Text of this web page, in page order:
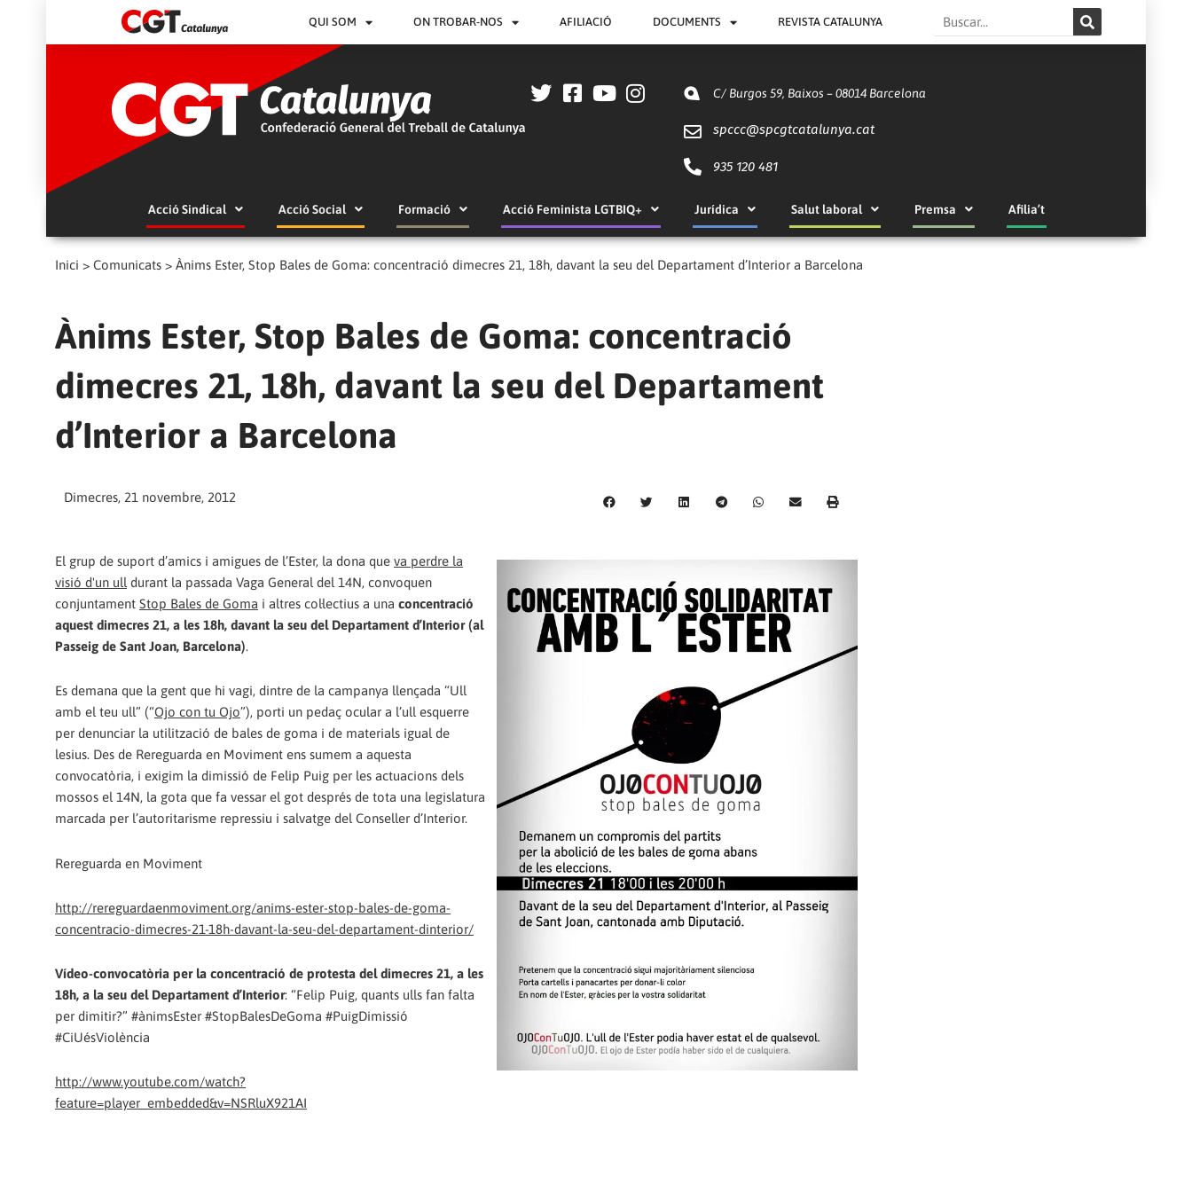
QUI SOM ON TROBAR-NOS AFILIACIÓ DOCUMENTS REVISTA CATALUNYA Search
C/ Burgos 59, Baixos – 08014 Barcelona
spccc@spcgtcatalunya.cat
935 120 481
Acció Sindical Acció Social Formació Acció Feminista LGTBIQ+ Jurídica Salut laboral Premsa Afilia’t
Inici > Comunicats > Ànims Ester, Stop Bales de Goma: concentració dimecres 21, 18h, davant la seu del Departament d’Interior a Barcelona
Ànims Ester, Stop Bales de Goma: concentració
dimecres 21, 18h, davant la seu del Departament
d’Interior a Barcelona
Dimecres, 21 novembre, 2012
El grup de suport d’amics i amigues de l’Ester, la dona que va perdre la
visió d'un ull durant la passada Vaga General del 14N, convoquen
conjuntament Stop Bales de Goma i altres col·lectius a una concentració
aquest dimecres 21, a les 18h, davant la seu del Departament d’Interior (al
Passeig de Sant Joan, Barcelona).
Es demana que la gent que hi vagi, dintre de la campanya llençada “Ull
amb el teu ull” (“Ojo con tu Ojo”), porti un pedaç ocular a l’ull esquerre
per denunciar la utilització de bales de goma i de materials igual de
lesius. Des de Rereguarda en Moviment ens sumem a aquesta
convocatòria, i exigim la dimissió de Felip Puig per les actuacions dels
mossos el 14N, la gota que fa vessar el got després de tota una legislatura
marcada per l’autoritarisme repressiu i salvatge del Conseller d’Interior.
Rereguarda en Moviment
http://rereguardaenmoviment.org/anims-ester-stop-bales-de-goma-
concentracio-dimecres-21-18h-davant-la-seu-del-departament-dinterior/
Vídeo-convocatòria per la concentració de protesta del dimecres 21, a les
18h, a la seu del Departament d’Interior: “Felip Puig, quants ulls fan falta
per dimitir?” #ànimsEster #StopBalesDeGoma #PuigDimissió
#CiUésViolència
http://www.youtube.com/watch?
feature=player_embedded&v=NSRluX921AI